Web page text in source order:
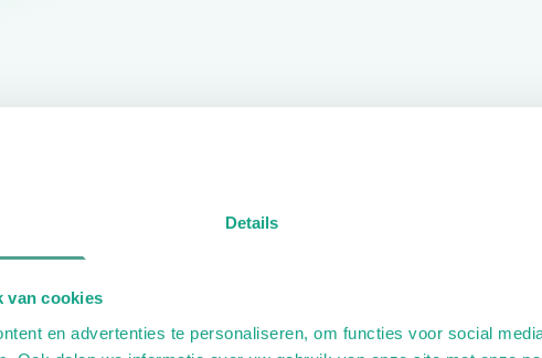
Details
van cookies
en advertenties te personaliseren, om functies voor social